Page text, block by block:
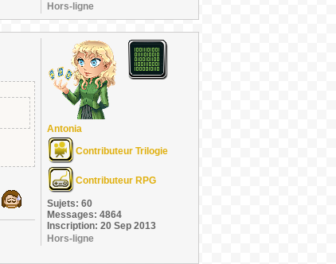
Hors-ligne
Antonia
Contributeur Trilogie
Contributeur RPG
Sujets: 60
Messages: 4864
Inscription: 20 Sep 2013
Hors-ligne